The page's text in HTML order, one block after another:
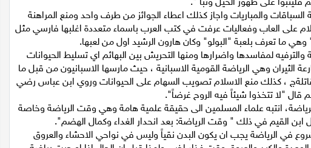
اقامة السباقات والمباريات واجاز كذلك اعطاء الجوائز من طرف واحد ومنع المراهنة
على العاب وفعاليات عرفت في كتب العرب باسماء متعددة اغلبها فارسي مثل
ما تعرف بلعبة "البولو" وكان هارون الرشيد اول من لعبها.
والترفيه لمفاسدها واضرارها ومنها التحريش بين البهائم اي تسليط الحيوانات
وهي الرياضة القومية الاسبانية ، حيث مارسها الاسبانيون من قبل ما
، كذلك منع الاسلام تصويب السهام على الحيوانات وروي ابن عباس رضي
قال "لا تتخذوا شيئاً فيه الروح غرضاً".
الرياضة، انتبه علماء المسلمين الى حقيقة علمية هامة وهي وقت الرياضة وخاصة
ابن القيم في ذلك " وقت الرياضة: بعد انحدار الغداء وكمال الهضم".
في الرياضة يجب ان يكون البدن نقياً وليس في نواحي الاحشاء والعروق